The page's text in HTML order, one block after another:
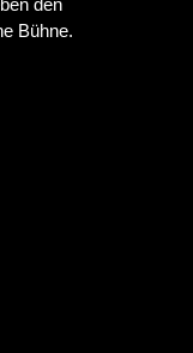
den
Bühne.